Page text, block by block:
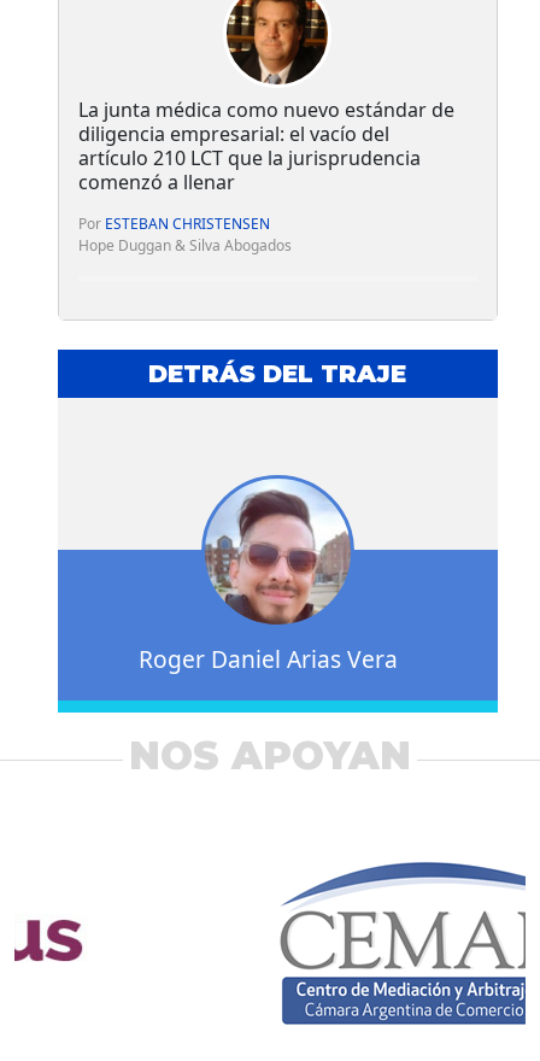
La junta médica como nuevo estándar de
diligencia empresarial: el vacío del
artículo 210 LCT que la jurisprudencia
comenzó a llenar
Por ESTEBAN CHRISTENSEN
Hope Duggan & Silva Abogados
DETRÁS DEL TRAJE
Roger Daniel Arias Vera
NOS APOYAN